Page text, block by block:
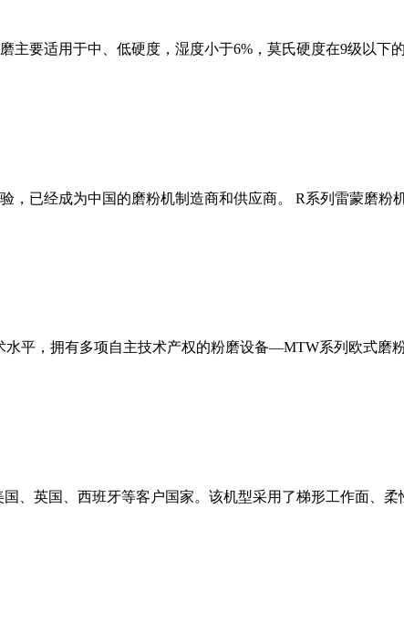
主要适用于中、低硬度，湿度小于6%，莫氏硬度在9级以下
，已经成为中国的磨粉机制造商和供应商。 R系列雷蒙磨
平，拥有多项自主技术产权的粉磨设备—MTW系列欧式磨
、英国、西班牙等客户国家。该机型采用了梯形工作面、